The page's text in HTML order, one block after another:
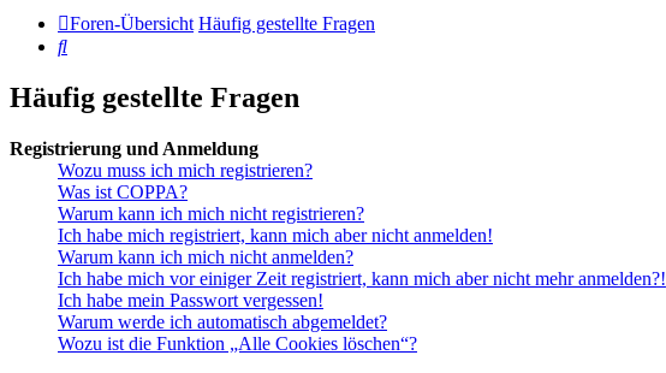
Foren-Übersicht Häufig gestellte Fragen
Suche
Häufig gestellte Fragen
Registrierung und Anmeldung
Wozu muss ich mich registrieren?
Was ist COPPA?
Warum kann ich mich nicht registrieren?
Ich habe mich registriert, kann mich aber nicht anmelden!
Warum kann ich mich nicht anmelden?
Ich habe mich vor einiger Zeit registriert, kann mich aber nicht mehr anmelden?!
Ich habe mein Passwort vergessen!
Warum werde ich automatisch abgemeldet?
Wozu ist die Funktion „Alle Cookies löschen“?